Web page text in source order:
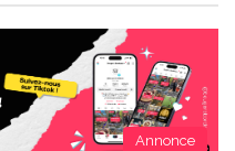
Annonce